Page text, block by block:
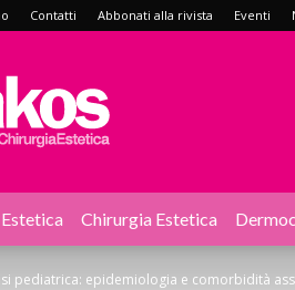
Contatti Abbonati alla rivista Eventi
Chirurgia Estetica
pediatrica: epidemiologia e comorbidità